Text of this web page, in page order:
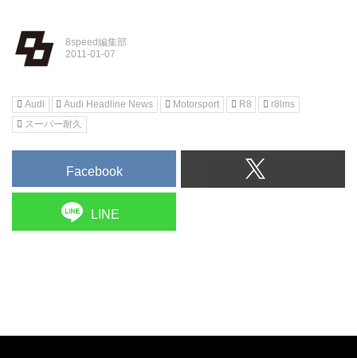
8speed編集部
Audi Audi Headline News Motorsport R8
r8lms
スーパー耐久
Facebook
LINE